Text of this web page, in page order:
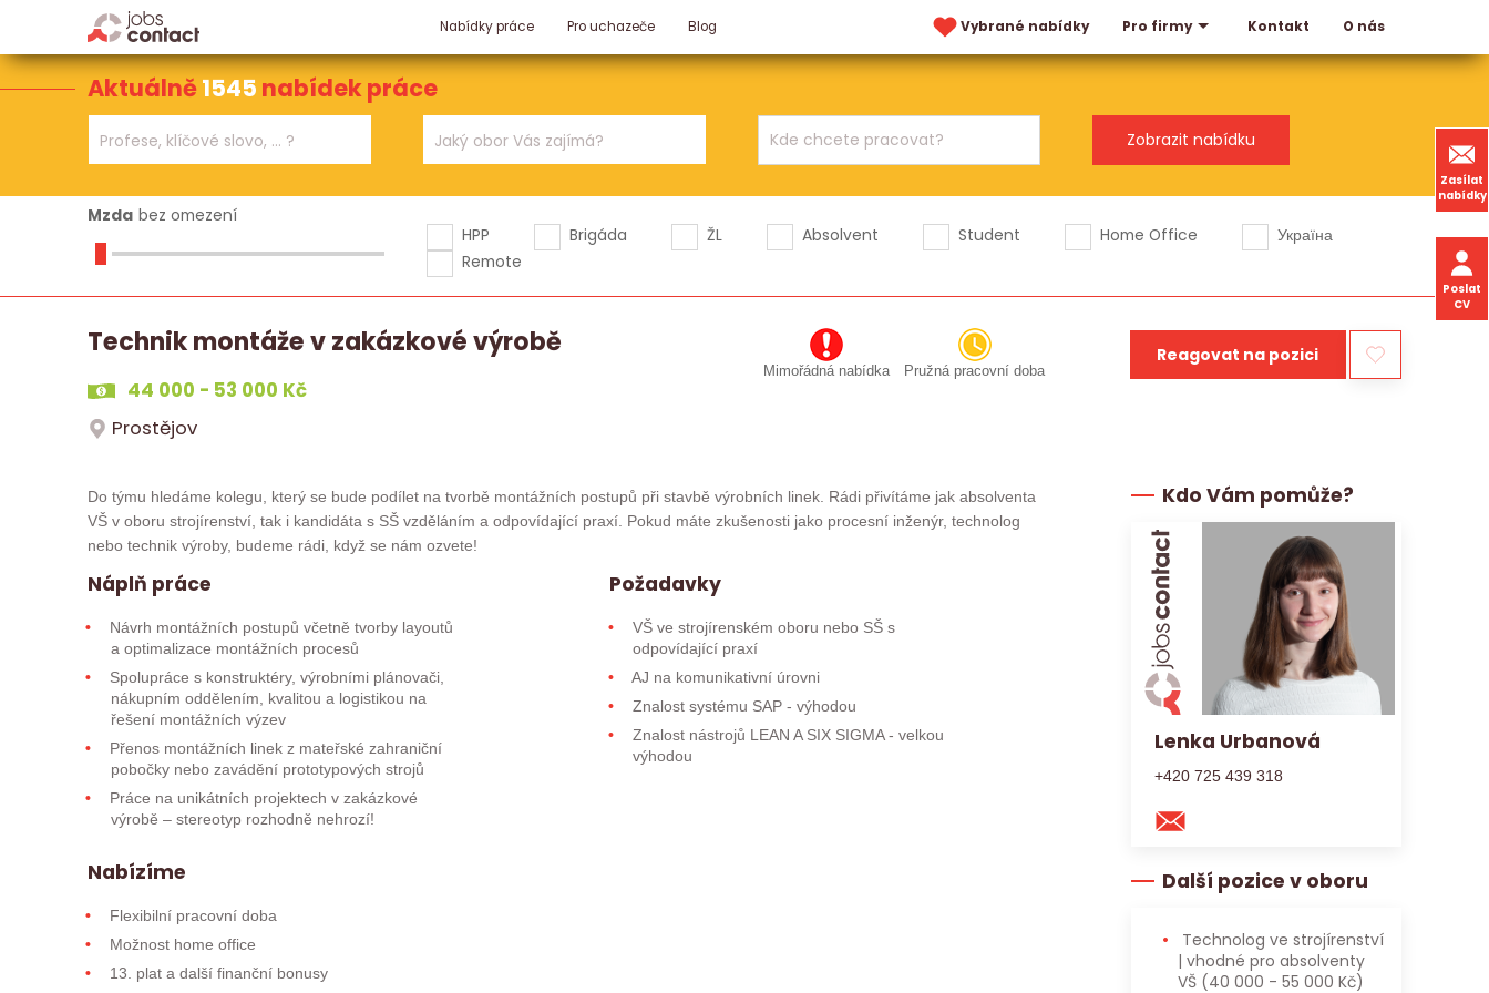
Nabídky práce Pro uchazeče Blog Vybrané nabídky Pro firmy Kontakt O nás
Zasílat
nabídky
Poslat
CV
Aktuálně1545 nabídek práce
Mzda bez omezení
HPP
Brigáda ŽL Absolvent Student Home Office
Україна
Remote
Technik montáže v zakázkové výrobě
44 000 - 53 000 Kč
Prostějov
Mimořádná nabídka Pružná pracovní doba
Reagovat na pozici
Do týmu hledáme kolegu, který se bude podílet na tvorbě montážních postupů při stavbě výrobních linek. Rádi přivítáme jak absolventa
VŠ v oboru strojírenství, tak i kandidáta s SŠ vzděláním a odpovídající praxí. Pokud máte zkušenosti jako procesní inženýr, technolog
nebo technik výroby, budeme rádi, když se nám ozvete!
Náplň práce
Návrh montážních postupů včetně tvorby layoutů
a optimalizace montážních procesů
Spolupráce s konstruktéry, výrobními plánovači,
nákupním oddělením, kvalitou a logistikou na
řešení montážních výzev
Přenos montážních linek z mateřské zahraniční
pobočky nebo zavádění prototypových strojů
Práce na unikátních projektech v zakázkové
výrobě – stereotyp rozhodně nehrozí!
Požadavky
VŠ ve strojírenském oboru nebo SŠ s
odpovídající praxí
AJ na komunikativní úrovni
Znalost systému SAP - výhodou
Znalost nástrojů LEAN A SIX SIGMA - velkou
výhodou
Nabízíme
Flexibilní pracovní doba
Možnost home office
13. plat a další finanční bonusy
Kdo Vám pomůže?
Lenka Urbanová
+420 725 439 318
Další pozice v oboru
| vhodné pro absolventy
VŠ (40 000 - 55 000 Kč)